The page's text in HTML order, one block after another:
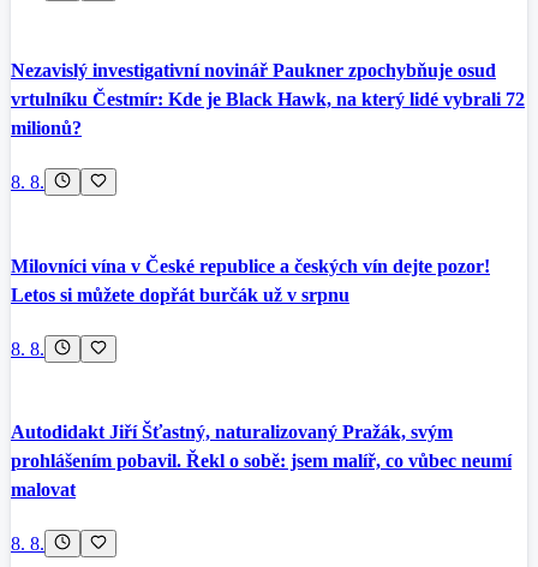
Nezavislý investigativní novinář Paukner zpochybňuje osud
vrtulníku Čestmír: Kde je Black Hawk, na který lidé vybrali 72
milionů?
8. 8.
Milovníci vína v České republice a českých vín dejte pozor!
Letos si můžete dopřát burčák už v srpnu
8. 8.
Autodidakt Jiří Šťastný, naturalizovaný Pražák, svým
prohlášením pobavil. Řekl o sobě: jsem malíř, co vůbec neumí
malovat
8. 8.